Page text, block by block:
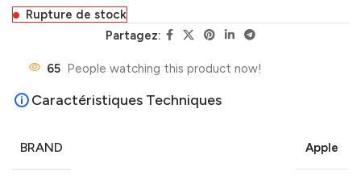
Rupture de stock
Partagez:
65 People watching this product now!
Caractéristiques Techniques
BRAND Apple